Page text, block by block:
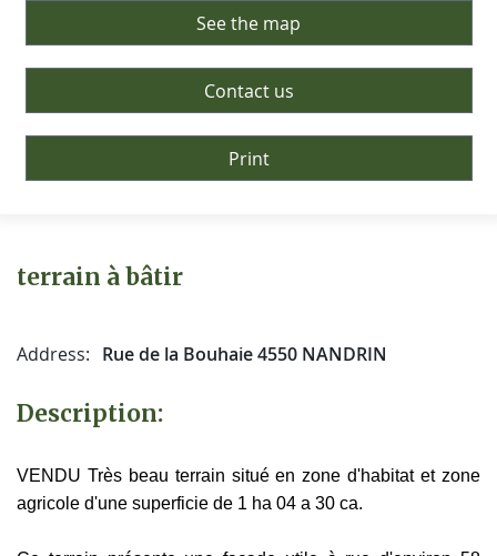
terrain à bâtir
Address: Rue de la Bouhaie 4550 NANDRIN
Description:
VENDU Très beau terrain situé en zone d'habitat et zone
agricole d'une superficie de 1 ha 04 a 30 ca.
See the map
Contact us
Print